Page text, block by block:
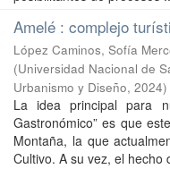
Amelé : complejo
López Caminos, Sofía
(Universidad Nacional de
Urbanismo y Diseño, 2024)
La idea principal para
Gastronómico” es que
Montaña, la que
Cultivo. A su vez, el hecho